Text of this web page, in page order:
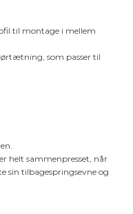
til montage i mellem
som passer til
sammenpresset, når
sin tilbagespringsevne og